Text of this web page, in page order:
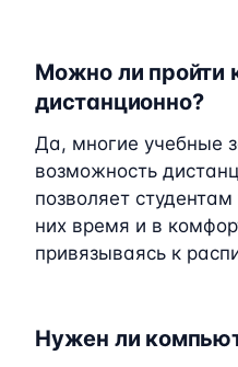
Можно ли пройти
дистанционно?
Да, многие учебные
возможность
позволяет
них время и в
привязываясь к
Нужен ли